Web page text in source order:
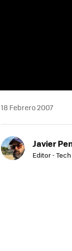
18 Febrero 2007
Javier
Editor - Tech